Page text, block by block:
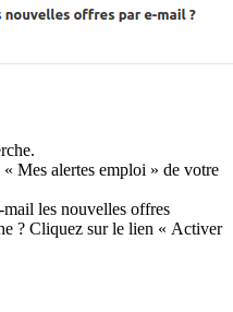
Mes alertes emploi » de votre
les nouvelles offres
? Cliquez sur le lien « Activer